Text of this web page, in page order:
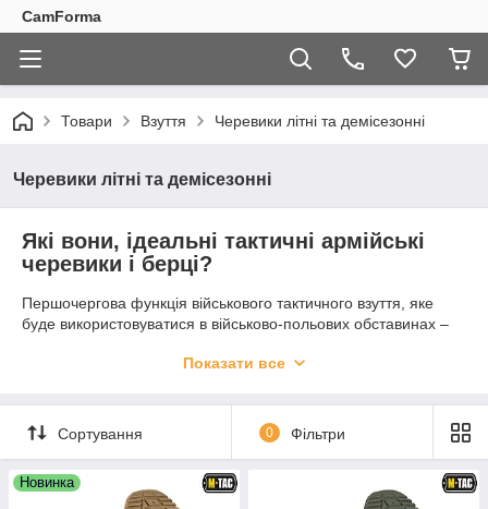
CamForma
Товари Взуття Черевики літні та демісезонні
Черевики літні та демісезонні
Які вони, ідеальні тактичні армійські
черевики і берці?
Першочергова функція військового тактичного взуття, яке
буде використовуватися в військово-польових обставинах –
пори року зверніть уваги на такі нюанси, як легкість,
вигідну покупку за доступною ціною, даємо поради. ↓
Показати все
Сортування 0 Фільтри
Новинка